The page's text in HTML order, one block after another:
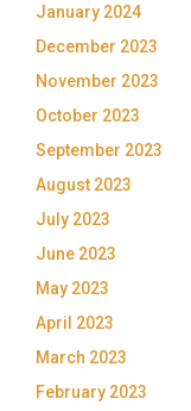
January 2024
December 2023
November 2023
October 2023
September 2023
August 2023
July 2023
June 2023
May 2023
April 2023
March 2023
February 2023